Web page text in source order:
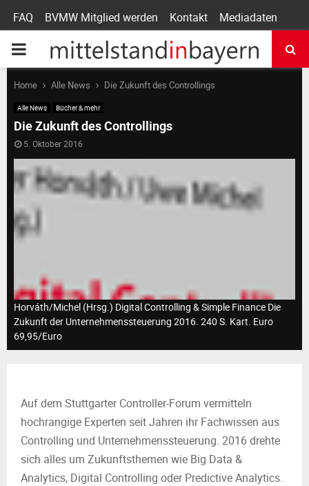
FAQ BVMW Mitglied werden Kontakt Mediadaten
P
R
I
M
A
R
M
E
U
Home Alle News Die Zukunft des Controllings
Alle News Bücher & mehr
Die Zukunft des Controllings
5. Oktober 2016
Horváth/Michel (Hrsg.) Digital Controlling & Simple Finance Die
Zukunft der Unternehmenssteuerung 2016. 240 S. Kart. Euro
69,95/Euro
Auf dem Stuttgarter Controller-Forum vermitteln
hochrangige Experten seit Jahren ihr Fachwissen aus
Controlling und Unternehmenssteuerung. 2016 drehte
sich alles um Zukunftsthemen wie Big Data &
Analytics, Digital Controlling oder Predictive Analytics.